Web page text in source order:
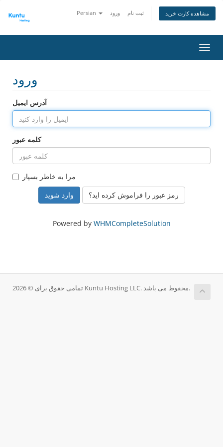
Persian ورود ثبت نام مشاهده کارت خرید
ورود
آدرس ایمیل
کلمه عبور
مرا به خاطر بسپار
رمز عبور را فراموش کرده اید؟
Powered by WHMCompleteSolution
تمامی حقوق برای © 2026 Kuntu Hosting LLC. محفوط می باشد.